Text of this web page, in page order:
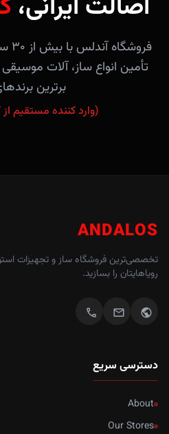
اصالت ایرانی،
تأمین انواع ساز، آلات
برترین
(وارد کننده مستقیم از
ANDALOS
تخصصی‌ترین فروشگاه ساز و تجهیزات
رویاهایتان را بسازید.
public
mail
call
دسترسی سریع
About
Our Stores